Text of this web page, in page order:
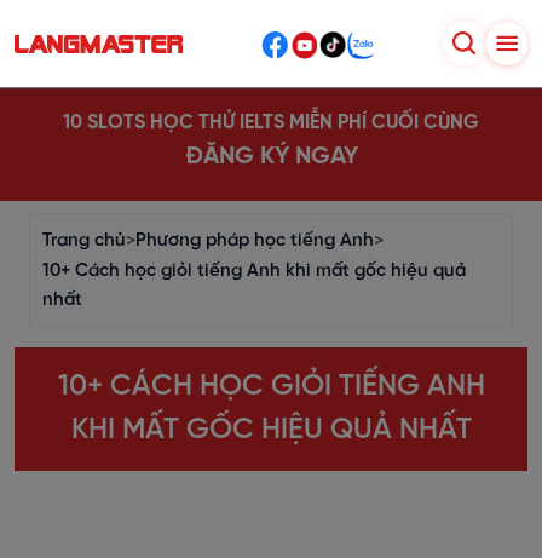
10 SLOTS HỌC THỬ IELTS MIỄN PHÍ CUỐI CÙNG
ĐĂNG KÝ NGAY
Trang chủ>Phương pháp học tiếng Anh>
10+ Cách học giỏi tiếng Anh khi mất gốc hiệu quả
nhất
10+ CÁCH HỌC GIỎI TIẾNG ANH
KHI MẤT GỐC HIỆU QUẢ NHẤT